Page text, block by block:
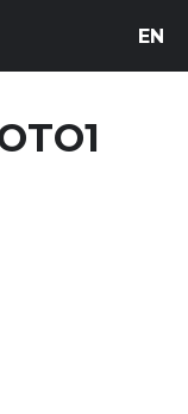
EN